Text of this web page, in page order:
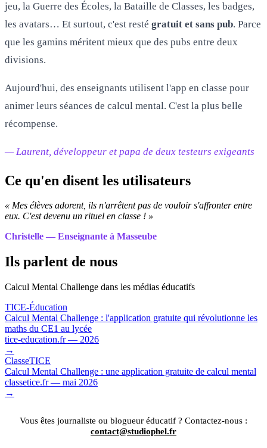
jeu, la Guerre des Écoles, la Bataille de Classes, les badges,
les avatars… Et surtout, c'est resté gratuit et sans pub. Parce
que les gamins méritent mieux que des pubs entre deux
divisions.
Aujourd'hui, des enseignants utilisent l'app en classe pour
animer leurs séances de calcul mental. C'est la plus belle
récompense.
— Laurent, développeur et papa de deux testeurs exigeants
Ce qu'en disent les utilisateurs
« Mes élèves adorent, ils n'arrêtent pas de vouloir s'affronter entre
eux. C'est devenu un rituel en classe ! »
Christelle — Enseignante à Masseube
Ils parlent de nous
Calcul Mental Challenge dans les médias éducatifs
TICE-Éducation
Calcul Mental Challenge : l'application gratuite qui révolutionne les
maths du CE1 au lycée
tice-education.fr — 2026
→
ClasseTICE
Calcul Mental Challenge : une application gratuite de calcul mental
classetice.fr — mai 2026
→
Vous êtes journaliste ou blogueur éducatif ? Contactez-nous :
contact@studiophel.fr